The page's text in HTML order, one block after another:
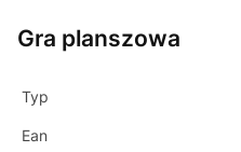
Gra planszowa
Typ
Ean